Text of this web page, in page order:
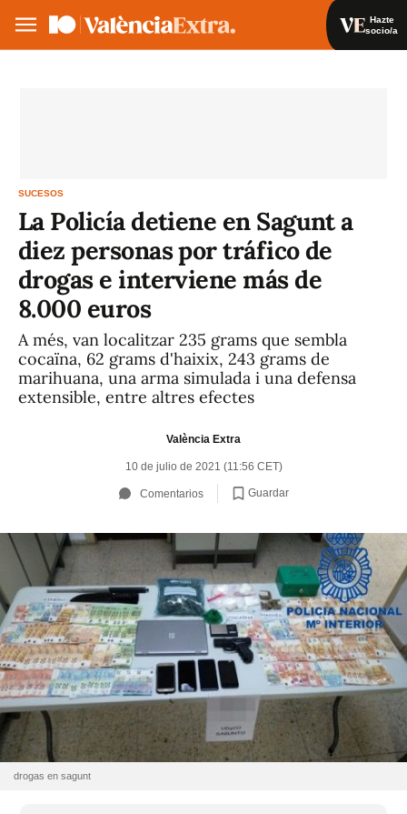
Hazte
socio/a
SUCESOS
La Policía detiene en Sagunt a
diez personas por tráfico de
drogas e interviene más de
8.000 euros
A més, van localitzar 235 grams que sembla
cocaïna, 62 grams d'haixix, 243 grams de
marihuana, una arma simulada i una defensa
extensible, entre altres efectes
València Extra
10 de julio de 2021 (11:56 CET)
Comentarios Guardar
drogas en sagunt